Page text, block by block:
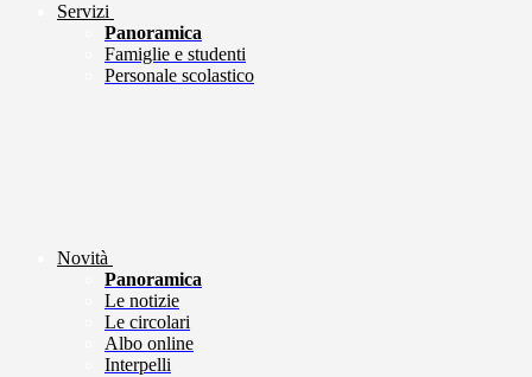
Servizi
Panoramica
Famiglie e studenti
Personale scolastico
Novità
Panoramica
Le notizie
Le circolari
Albo online
Interpelli